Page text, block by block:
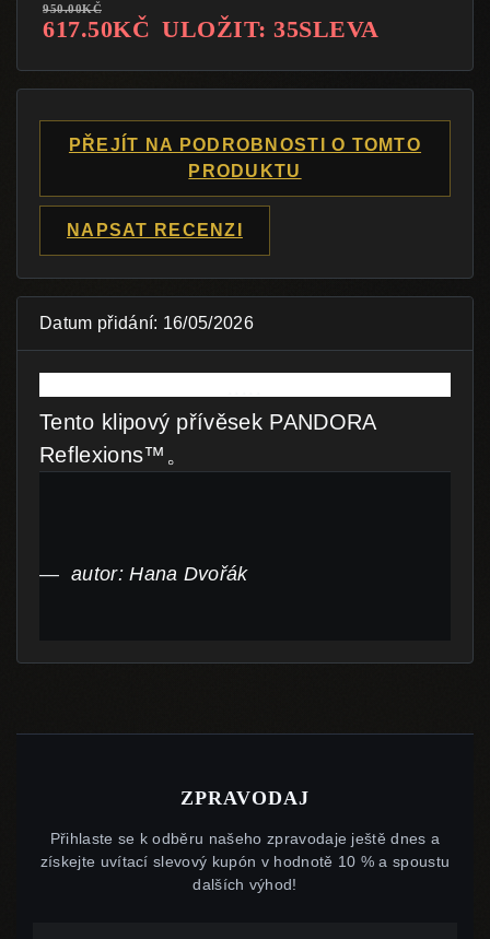
950.00KČ
617.50KČ ULOŽIT: 35SLEVA
PŘEJÍT NA PODROBNOSTI O TOMTO
PRODUKTU
NAPSAT RECENZI
Datum přidání: 16/05/2026
Tento klipový přívěsek PANDORA
Reflexions™。
autor: Hana Dvořák
ZPRAVODAJ
Přihlaste se k odběru našeho zpravodaje ještě dnes a
získejte uvítací slevový kupón v hodnotě 10 % a spoustu
dalších výhod!